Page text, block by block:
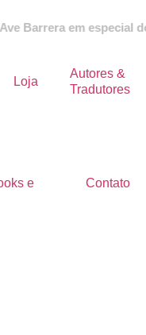
em especial do
Loja
Autores &
Tradutores
e Contato